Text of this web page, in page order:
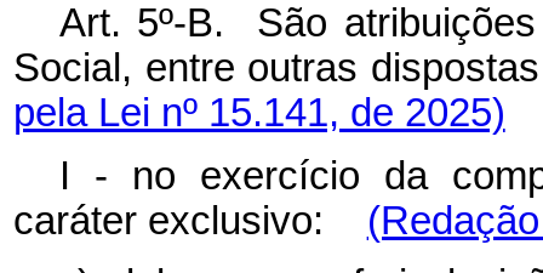
Art. 5º-B. São
Social, entre outras
pela Lei nº 15.141, de 2025)
I - no exercício da
caráter exclusivo: